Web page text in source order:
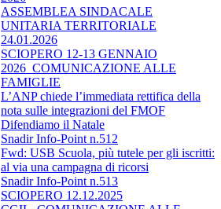
ASSEMBLEA SINDACALE
UNITARIA TERRITORIALE
24.01.2026
SCIOPERO 12-13 GENNAIO
2026_COMUNICAZIONE ALLE
FAMIGLIE
L’ANP chiede l’immediata rettifica della
nota sulle integrazioni del FMOF
Difendiamo il Natale
Snadir Info-Point n.512
Fwd: USB Scuola, più tutele per gli iscritti:
al via una campagna di ricorsi
Snadir Info-Point n.513
SCIOPERO 12.12.2025